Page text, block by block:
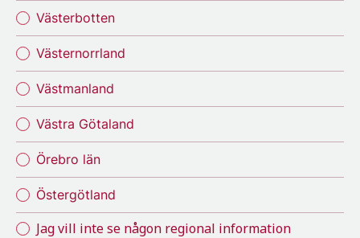
Västerbotten
Västernorrland
Västmanland
Västra Götaland
Örebro län
Östergötland
Jag vill inte se någon regional information